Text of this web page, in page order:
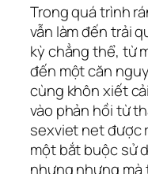
Trong quá trình
vẫn làm đến trải
kỳ chẳng thể, từ
đến một căn
cùng khôn xiết
vào phản hồi từ
sexviet net được
một bắt buộc sử
nhưng nhưng mà